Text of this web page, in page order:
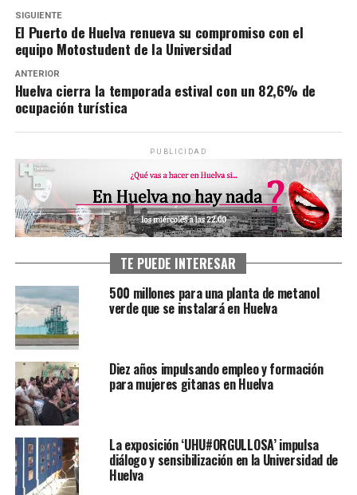
SIGUIENTE
El Puerto de Huelva renueva su compromiso con el
equipo Motostudent de la Universidad
ANTERIOR
Huelva cierra la temporada estival con un 82,6% de
ocupación turística
PUBLICIDAD
TE PUEDE INTERESAR
500 millones para una planta de metanol
verde que se instalará en Huelva
Diez años impulsando empleo y formación
para mujeres gitanas en Huelva
La exposición ‘UHU#ORGULLOSA’ impulsa
diálogo y sensibilización en la Universidad de
Huelva